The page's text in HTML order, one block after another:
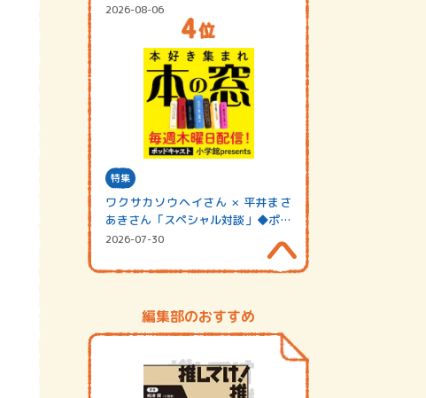
2026-08-06
特集
ワクサカソウヘイさん × 平井まさ
あきさん「スペシャル対談」◆ポッ
ドキャスト…
2026-07-30
編集部のおすすめ